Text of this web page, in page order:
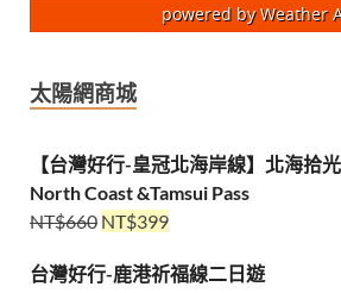
powered byWeather
太陽網商城
【台灣好行-皇冠北海岸線】北海拾
North Coast &Tamsui Pass
NT$660 NT$399
台灣好行-鹿港祈福線二日遊